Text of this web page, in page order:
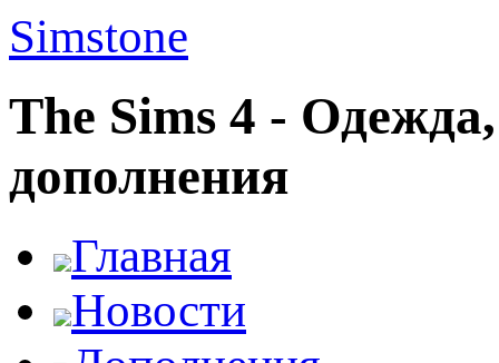
Simstone
The Sims 4 -
дополнения
Главная
Новости